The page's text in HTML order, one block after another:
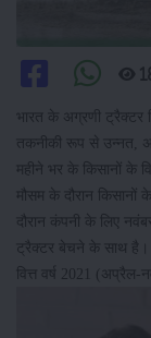
भारत के अग्रणी ट्रैक्टर
तकनीकी रूप से उन्नत,
महीने भर के किसानों के
मौसम के दौरान
दौरान कंपनी के लिए
ट्रैक्टर बेचने के साथ है।
वित्त वर्ष 2021